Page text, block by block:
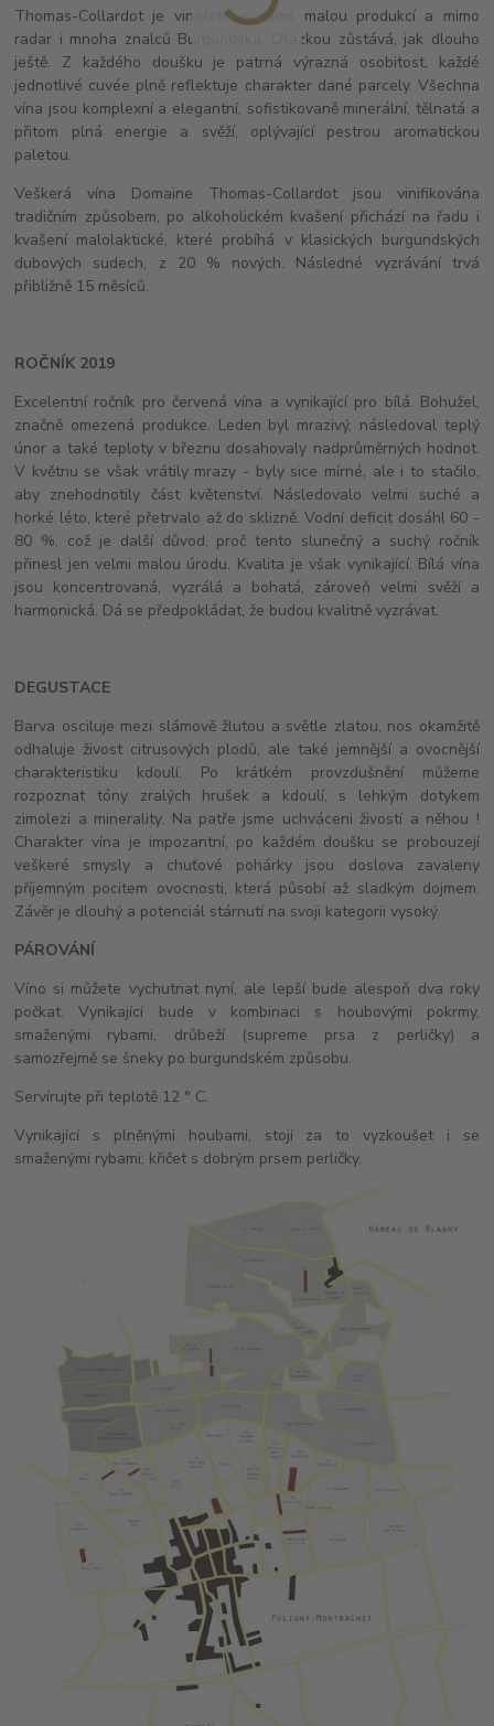
Thomas-Collardot je vinařství s velmi malou produkcí a mimo
radar i mnoha znalců Burgundska. Otázkou zůstává, jak dlouho
ještě. Z každého doušku je patrná výrazná osobitost, každé
jednotlivé cuvée plně reflektuje charakter dané parcely. Všechna
vína jsou komplexní a elegantní, sofistikovaně minerální, tělnatá a
přitom plná energie a svěží, oplývající pestrou aromatickou
paletou.
Veškerá vína Domaine Thomas-Collardot jsou vinifikována
tradičním způsobem, po alkoholickém kvašení přichází na řadu i
kvašení malolaktické, které probíhá v klasických burgundských
dubových sudech, z 20 % nových. Následné vyzrávání trvá
přibližně 15 měsíců.
ROČNÍK 2019
Excelentní ročník pro červená vína a vynikající pro bílá. Bohužel,
značně omezená produkce. Leden byl mrazivý, následoval teplý
únor a také teploty v březnu dosahovaly nadprůměrných hodnot.
V květnu se však vrátily mrazy - byly sice mírné, ale i to stačilo,
aby znehodnotily část květenství. Následovalo velmi suché a
horké léto, které přetrvalo až do sklizně. Vodní deficit dosáhl 60 -
80 %, což je další důvod, proč tento slunečný a suchý ročník
přinesl jen velmi malou úrodu. Kvalita je však vynikající. Bílá vína
jsou koncentrovaná, vyzrálá a bohatá, zároveň velmi svěží a
harmonická. Dá se předpokládat, že budou kvalitně vyzrávat.
DEGUSTACE
Barva osciluje mezi slámově žlutou a světle zlatou, nos okamžitě
odhaluje živost citrusových plodů, ale také jemnější a ovocnější
charakteristiku kdoulí. Po krátkém provzdušnění můžeme
rozpoznat tóny zralých hrušek a kdoulí, s lehkým dotykem
zimolezi a minerality. Na patře jsme uchváceni živostí a něhou !
Charakter vína je impozantní, po každém doušku se probouzejí
veškeré smysly a chuťové pohárky jsou doslova zavaleny
příjemným pocitem ovocnosti, která působí až sladkým dojmem.
Závěr je dlouhý a potenciál stárnutí na svoji kategorii vysoký.
PÁROVÁNÍ
Víno si můžete vychutnat nyní, ale lepší bude alespoň dva roky
počkat. Vynikající bude v kombinaci s houbovými pokrmy,
smaženými rybami, drůbeží (supreme prsa z perličky) a
samozřejmě se šneky po burgundském způsobu.
Servírujte při teplotě 12 ° C.
Vynikající s plněnými houbami, stojí za to vyzkoušet i se
smaženými rybami; křičet s dobrým prsem perličky.